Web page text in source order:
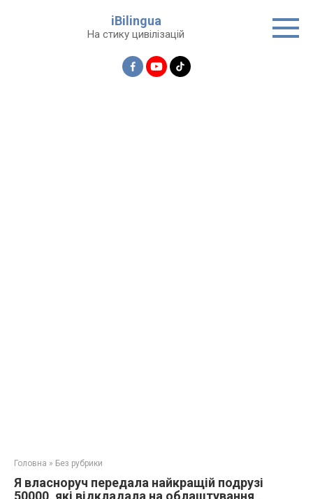
iBilingua
На стику цивілізацій
Головна » Без рубрики
Я власноруч передала найкращій подрузі
50000, які відкладала на облаштування